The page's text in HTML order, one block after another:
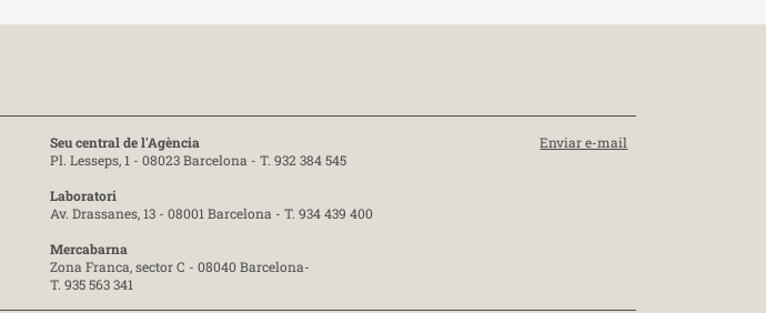
Seu central de l'Agència
Pl. Lesseps, 1 - 08023 Barcelona - T. 932 384 545
Laboratori
Av. Drassanes, 13 - 08001 Barcelona - T. 934 439 400
Mercabarna
Zona Franca, sector C - 08040 Barcelona-
T. 935 563 341
Enviar e-mail